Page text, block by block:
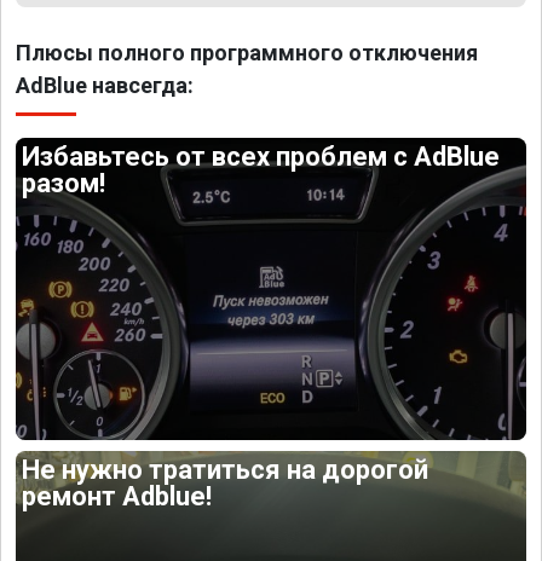
Плюсы полного программного отключения
AdBlue навсегда:
Избавьтесь от всех проблем с AdBlue
разом!
Не нужно тратиться на дорогой
ремонт Adblue!